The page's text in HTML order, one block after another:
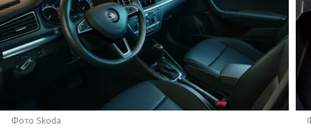
Фото Skoda